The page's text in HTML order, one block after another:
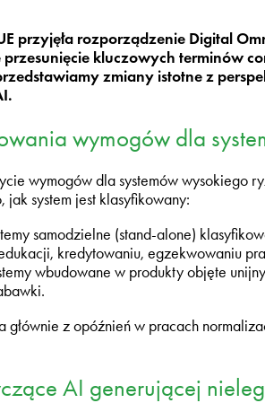
przyjęła rozporządzenie Digital
przesunięcie kluczowych terminów
zmiany istotne z
wymogów dla
wymogów dla systemów wysokiego
system jest klasyfikowany:
samodzielne (stand-alone)
kredytowaniu, egzekwowaniu
wbudowane w produkty objęte
głównie z opóźnień w pracach
AI generującej